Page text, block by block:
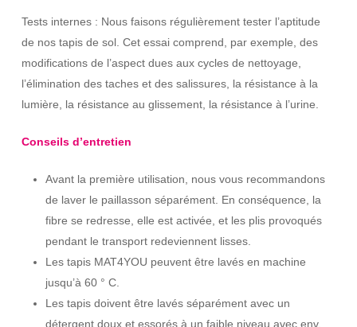
Tests internes : Nous faisons régulièrement tester l’aptitude
de nos tapis de sol. Cet essai comprend, par exemple, des
modifications de l’aspect dues aux cycles de nettoyage,
l’élimination des taches et des salissures, la résistance à la
lumière, la résistance au glissement, la résistance à l’urine.
Conseils d’entretien
Avant la première utilisation, nous vous recommandons
de laver le paillasson séparément. En conséquence, la
fibre se redresse, elle est activée, et les plis provoqués
pendant le transport redeviennent lisses.
Les tapis MAT4YOU peuvent être lavés en machine
jusqu’à 60 ° C.
Les tapis doivent être lavés séparément avec un
détergent doux et essorés à un faible niveau avec env.